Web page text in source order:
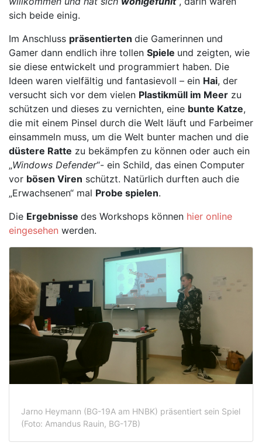
sich beide einig.
Im Anschluss präsentierten die Gamerinnen und
Gamer dann endlich ihre tollen Spiele und zeigten, wie
sie diese entwickelt und programmiert haben. Die
Ideen waren vielfältig und fantasievoll – ein Hai, der
versucht sich vor dem vielen Plastikmüll im Meer zu
schützen und dieses zu vernichten, eine bunte Katze,
die mit einem Pinsel durch die Welt läuft und Farbeimer
einsammeln muss, um die Welt bunter machen und die
düstere Ratte zu bekämpfen zu können oder auch ein
„Windows Defender“- ein Schild, das einen Computer
vor bösen Viren schützt. Natürlich durften auch die
„Erwachsenen“ mal Probe spielen.
Die Ergebnisse des Workshops können hier online
eingesehen werden.
Jarno Heymann (BG-19A am HNBK) präsentiert sein Spiel
(Foto: Amandus Rauin, BG-17B)